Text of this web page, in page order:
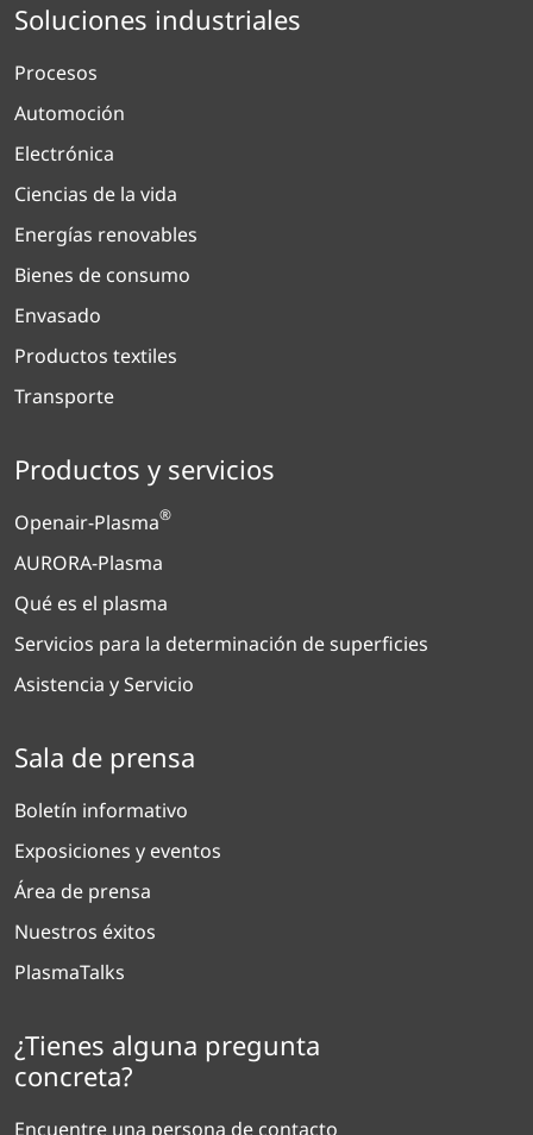
Soluciones industriales
Procesos
Automoción
Electrónica
Ciencias de la vida
Energías renovables
Bienes de consumo
Envasado
Productos textiles
Transporte
Productos y servicios
Openair-Plasma®
AURORA-Plasma
Qué es el plasma
Servicios para la determinación de superficies
Asistencia y Servicio
Sala de prensa
Boletín informativo
Exposiciones y eventos
Área de prensa
Nuestros éxitos
PlasmaTalks
¿Tienes alguna pregunta
concreta?
Encuentre una persona de contacto